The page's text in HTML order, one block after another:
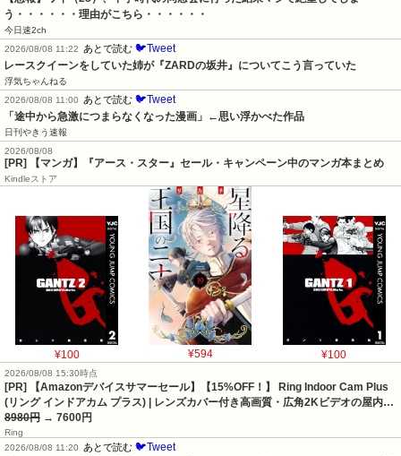
う・・・・・・理由がこちら・・・・・・
今日速2ch
2026/08/08 11:22
あとで読む 🐦Tweet
レースクイーンをしていた姉が『ZARDの坂井』についてこう言っていた
浮気ちゃんねる
2026/08/08 11:00
あとで読む 🐦Tweet
「途中から急激につまらなくなった漫画」←思い浮かべた作品
日刊やきう速報
2026/08/08
[PR] 【マンガ】『アース・スター』セール・キャンペーン中のマンガ本まとめ
Kindleストア
¥100 ¥594 ¥100
2026/08/08 15:30時点
[PR] 【Amazonデバイスサマーセール】【15%OFF！】 Ring Indoor Cam Plus
(リング インドアカム プラス) | レンズカバー付き高画質・広角2Kビデオの屋内…
8980円 → 7600円
Ring
2026/08/08 11:20
あとで読む 🐦Tweet